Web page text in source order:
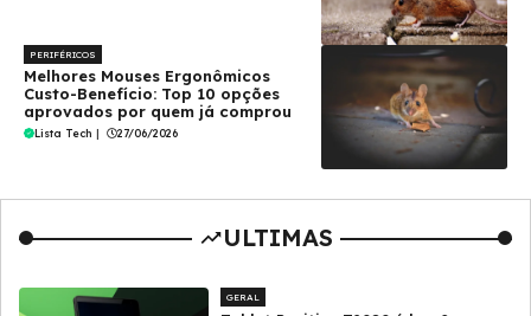
PERIFÉRICOS
Melhores Mouses Ergonômicos
Custo-Benefício: Top 10 opções
aprovados por quem já comprou
Lista Tech | 27/06/2026
ULTIMAS
GERAL